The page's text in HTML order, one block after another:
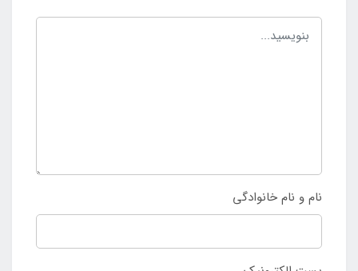
نام و نام خانوادگی